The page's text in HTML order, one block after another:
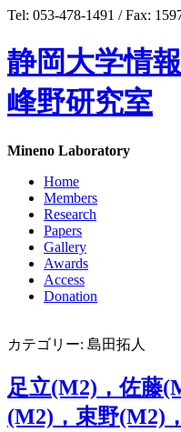
Tel: 053-478-1491 / Fax:
静岡大学情
峰野研究室
Mineno Laboratory
Home
Members
Research
Papers
Gallery
Awards
Access
Donation
カテゴリー: 島田拓人
足立(M2)，佐藤
(M2)，束野(M2)